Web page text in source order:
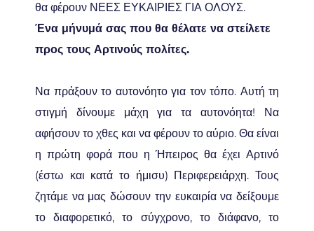
θα φέρουν ΝΕΕΣ ΕΥΚΑΙΡΙΕΣ ΓΙΑ ΟΛΟΥΣ.
Ένα μήνυμά σας που θα θέλατε να στείλετε
προς τους Αρτινούς πολίτες.
Να πράξουν το αυτονόητο για τον τόπο. Αυτή τη
στιγμή δίνουμε μάχη για τα αυτονόητα! Να
αφήσουν το χθες και να φέρουν το αύριο. Θα είναι
η πρώτη φορά που η Ήπειρος θα έχει Αρτινό
(έστω και κατά το ήμισυ) Περιφερειάρχη. Τους
ζητάμε να μας δώσουν την ευκαιρία να δείξουμε
το διαφορετικό, το σύγχρονο, το διάφανο, το